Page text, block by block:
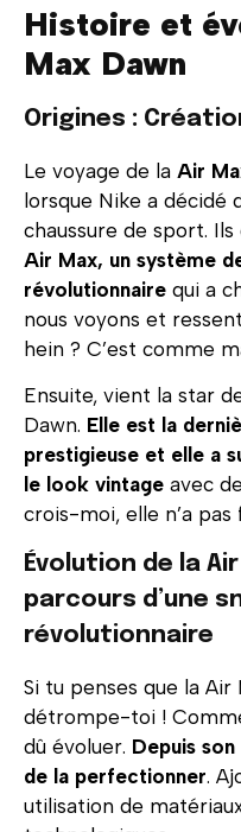
Histoire et
Max Dawn
Origines :
Le voyage de la Air
lorsque Nike a décidé
chaussure de sport.
Air Max, un système
révolutionnaire qui a
nous voyons et
hein ? C’est comme
Ensuite, vient la star
Dawn. Elle est la
prestigieuse et elle a
le look vintage avec
crois-moi, elle n’a
Évolution de la
parcours d’une
révolutionnaire
Si tu penses que la
détrompe-toi !
dû évoluer. Depuis
de la perfectionner.
utilisation de